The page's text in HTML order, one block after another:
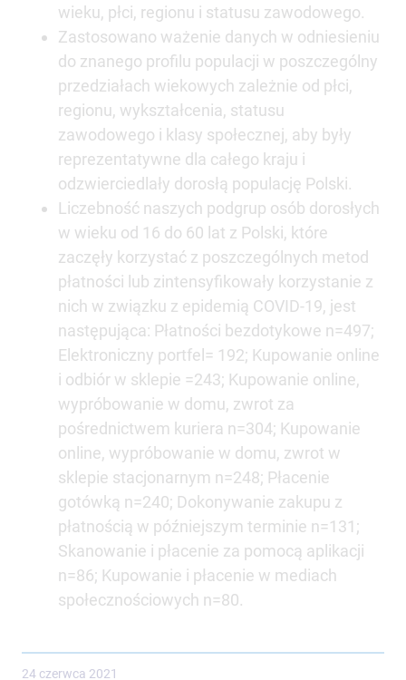
wieku, płci, regionu i statusu zawodowego.
Zastosowano ważenie danych w odniesieniu
do znanego profilu populacji w poszczególny
przedziałach wiekowych zależnie od płci,
regionu, wykształcenia, statusu
zawodowego i klasy społecznej, aby były
reprezentatywne dla całego kraju i
odzwierciedlały dorosłą populację Polski.
Liczebność naszych podgrup osób dorosłych
w wieku od 16 do 60 lat z Polski, które
zaczęły korzystać z poszczególnych metod
płatności lub zintensyfikowały korzystanie z
nich w związku z epidemią COVID-19, jest
następująca: Płatności bezdotykowe n=497;
Elektroniczny portfel= 192; Kupowanie online
i odbiór w sklepie =243; Kupowanie online,
wypróbowanie w domu, zwrot za
pośrednictwem kuriera n=304; Kupowanie
online, wypróbowanie w domu, zwrot w
sklepie stacjonarnym n=248; Płacenie
gotówką n=240; Dokonywanie zakupu z
płatnością w późniejszym terminie n=131;
Skanowanie i płacenie za pomocą aplikacji
n=86; Kupowanie i płacenie w mediach
społecznościowych n=80.
24 czerwca 2021